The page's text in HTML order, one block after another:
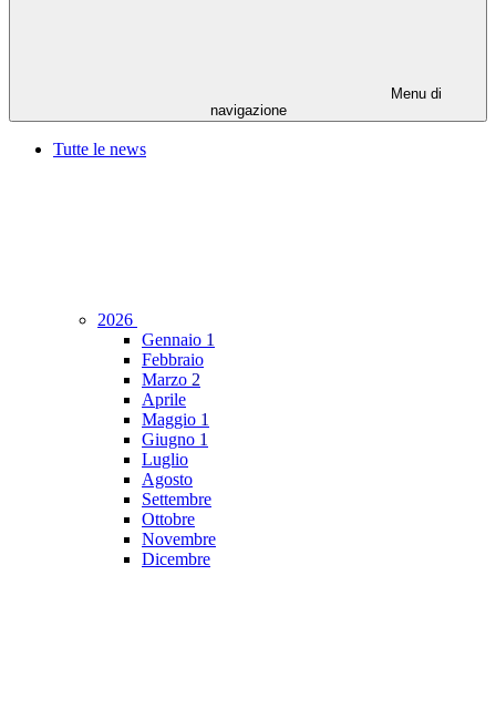
Menu di
navigazione
Tutte le news
2026
Gennaio 1
Febbraio
Marzo 2
Aprile
Maggio 1
Giugno 1
Luglio
Agosto
Settembre
Ottobre
Novembre
Dicembre